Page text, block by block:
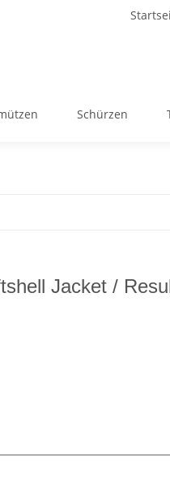
Schürzen
Jacket /